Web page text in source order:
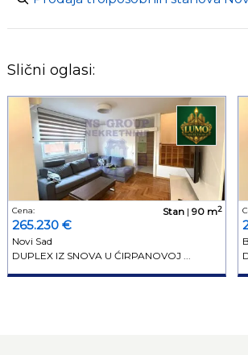
Slični oglasi:
Cena:
265.230 €
Stan| 90 m2
Novi Sad
DUPLEX IZ SNOVA U ĆIRPANOVOJ ...